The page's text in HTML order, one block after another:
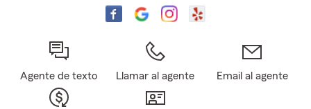
Agente de texto Llamar al agente Email al agente